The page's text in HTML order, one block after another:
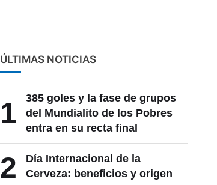
ÚLTIMAS NOTICIAS
1
385 goles y la fase de grupos
del Mundialito de los Pobres
entra en su recta final
2
Día Internacional de la
Cerveza: beneficios y origen